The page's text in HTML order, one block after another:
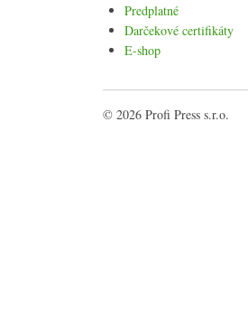
Predplatné
Darčekové certifikáty
E-shop
© 2026 Profi Press s.r.o.